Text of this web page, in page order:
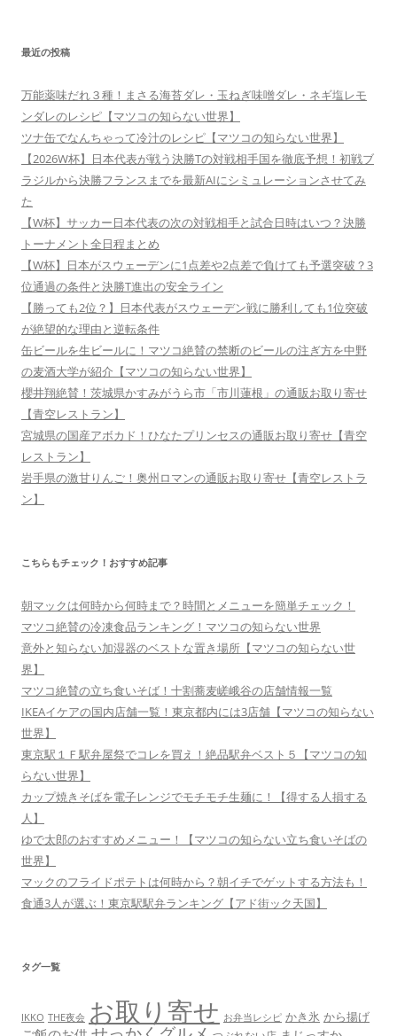
最近の投稿
万能薬味だれ３種！まさる海苔ダレ・玉ねぎ味噌ダレ・ネギ塩レモ
ンダレのレシピ【マツコの知らない世界】
ツナ缶でなんちゃって冷汁のレシピ【マツコの知らない世界】
【2026W杯】日本代表が戦う決勝Tの対戦相手国を徹底予想！初戦ブ
ラジルから決勝フランスまでを最新AIにシミュレーションさせてみ
た
【W杯】サッカー日本代表の次の対戦相手と試合日時はいつ？決勝
トーナメント全日程まとめ
【W杯】日本がスウェーデンに1点差や2点差で負けても予選突破？3
位通過の条件と決勝T進出の安全ライン
【勝っても2位？】日本代表がスウェーデン戦に勝利しても1位突破
が絶望的な理由と逆転条件
缶ビールを生ビールに！マツコ絶賛の禁断のビールの注ぎ方を中野
の麦酒大学が紹介【マツコの知らない世界】
櫻井翔絶賛！茨城県かすみがうら市「市川蓮根」の通販お取り寄せ
【青空レストラン】
宮城県の国産アボカド！ひなたプリンセスの通販お取り寄せ【青空
レストラン】
岩手県の激甘りんご！奥州ロマンの通販お取り寄せ【青空レストラ
ン】
こちらもチェック！おすすめ記事
朝マックは何時から何時まで？時間とメニューを簡単チェック！
マツコ絶賛の冷凍食品ランキング！マツコの知らない世界
意外と知らない加湿器のベストな置き場所【マツコの知らない世
界】
マツコ絶賛の立ち食いそば！十割蕎麦嵯峨谷の店舗情報一覧
IKEAイケアの国内店舗一覧！東京都内には3店舗【マツコの知らない
世界】
東京駅１Ｆ駅弁屋祭でコレを買え！絶品駅弁ベスト５【マツコの知
らない世界】
カップ焼きそばを電子レンジでモチモチ生麺に！【得する人損する
人】
ゆで太郎のおすすめメニュー！【マツコの知らない立ち食いそばの
世界】
マックのフライドポテトは何時から？朝イチでゲットする方法も！
食通3人が選ぶ！東京駅駅弁ランキング【アド街ック天国】
タグ一覧
IKKO THE夜会 お取り寄せ お弁当レシピ かき氷 から揚げ